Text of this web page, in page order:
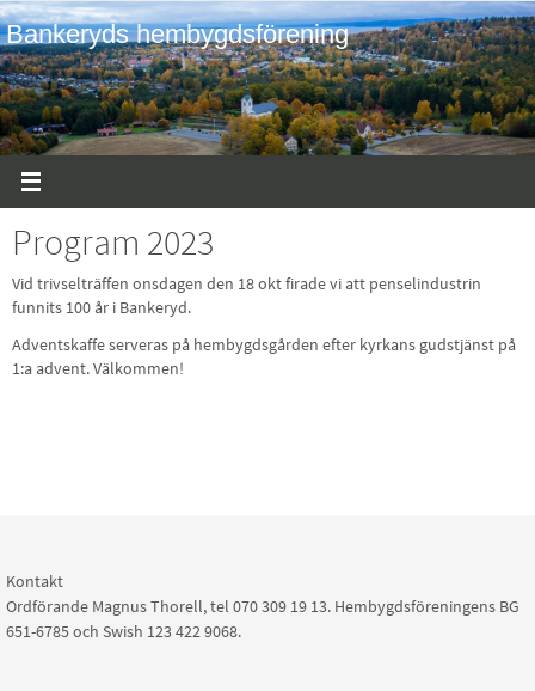
Hoppa
till
innehållet
Bankeryds hembygdsförening
Program 2023
Vid trivselträffen onsdagen den 18 okt firade vi att penselindustrin
funnits 100 år i Bankeryd.
Adventskaffe serveras på hembygdsgården efter kyrkans gudstjänst på
1:a advent. Välkommen!
Kontakt
Ordförande Magnus Thorell, tel 070 309 19 13. Hembygdsföreningens BG
651-6785 och Swish 123 422 9068.